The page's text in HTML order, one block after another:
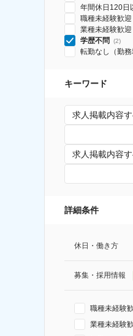
年間休日120日
職種未経験歓迎
業種未経験歓迎
学歴不問 (2)
転勤なし（勤務
キーワード
求人掲載内容
求人掲載内容
詳細条件
休日・働き方
募集・採用情報
職種未経験
業種未経験
務・事務担当～開発部材の発注
AGC横浜テクニカルセンター 住所：神奈川県横浜市鶴見区末広町1-1 勤務地最寄駅：JR線／弁天橋駅 受動喫煙対策：敷地内喫煙可能場所あり 変更の範囲：無
400万円～550万円 ＜賃金形態＞ 月給制 固定給＋業績給 ＜賃金内訳＞ 月額（基本給）：230,000円～280,000円 ＜月給＞ 230,000円～280,000円 ＜昇給有無＞ 有 ＜残業手当＞ 有 ＜給与補足＞ ※上記はあくまで最低保証額です。実際にはこれまでの経験やスキルを考慮の上、決定します。 年収には残業代は含めておりません。 ■昇給：年1回 ■賞与：年2回 賃金はあくまでも目安の金額であり、選考を通じて上下する可能性があります。 月給(月額)は固定手当を含めた表記です。